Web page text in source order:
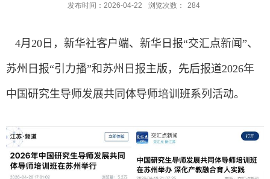
发布时间：2026-04-22 浏览次数： 284
4月 20 日，新华社客户端、新华日报“交汇点新闻”、
苏州日报“引力播”和苏州日报主版 ，先后报道2026年
中国研究生导师发展共同体导师培训班系列活动。